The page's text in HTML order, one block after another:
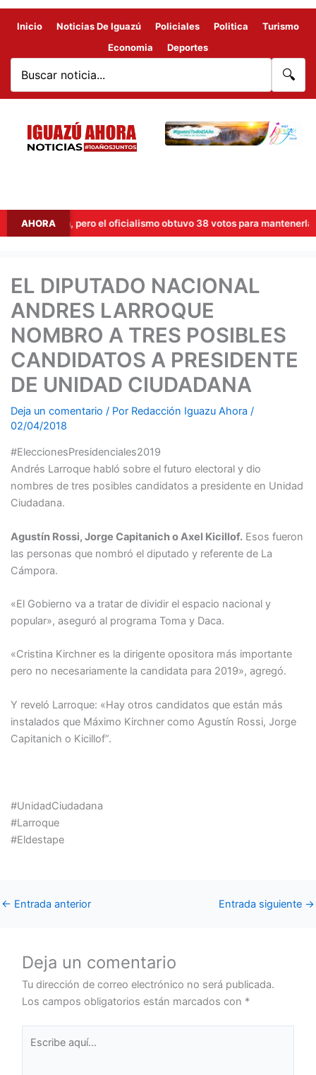
Inicio Noticias De Iguazú Policiales Politica
Turismo
Economia
Deportes
🔍
AHORA
sesión, pero el oficialismo obtuvo 38 votos para mantenerla y sigue
EL DIPUTADO NACIONAL
ANDRES LARROQUE
NOMBRO A TRES POSIBLES
CANDIDATOS A PRESIDENTE
DE UNIDAD CIUDADANA
Deja un comentario / Por Redacción Iguazu Ahora /
02/04/2018
#EleccionesPresidenciales2019
Andrés Larroque habló sobre el futuro electoral y dio
nombres de tres posibles candidatos a presidente en Unidad
Ciudadana.
Agustín Rossi, Jorge Capitanich o Axel Kicillof.Esos fueron
las personas que nombró el diputado y referente de La
Cámpora.
«El Gobierno va a tratar de dividir el espacio nacional y
popular», aseguró al programa Toma y Daca.
«Cristina Kirchner es la dirigente opositora más importante
pero no necesariamente la candidata para 2019», agregó.
Y reveló Larroque: «Hay otros candidatos que están más
instalados que Máximo Kirchner como Agustín Rossi, Jorge
Capitanich o Kicillof”.
#UnidadCiudadana
#Larroque
#Eldestape
← Entrada anterior Entrada siguiente →
Deja un comentario
Tu dirección de correo electrónico no será publicada.
Los campos obligatorios están marcados con *
aquí...